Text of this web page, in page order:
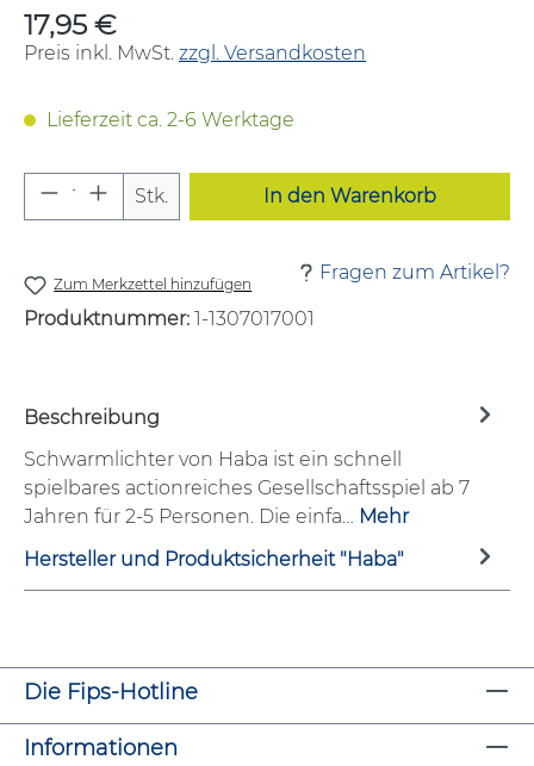
Regulärer Preis:
17,95 €
Preis inkl. MwSt. zzgl. Versandkosten
Lieferzeit ca. 2-6 Werktage
Produkt Anzahl: Gib den
Stk. In den Warenkorb
Zum Merkzettel hinzufügen
Fragen zum Artikel?
Produktnummer: 1-1307017001
Beschreibung
Schwarmlichter von Haba ist ein schnell
spielbares actionreiches Gesellschaftsspiel ab 7
Jahren für 2-5 Personen. Die einfa… Mehr
Hersteller und Produktsicherheit "Haba"
Die Fips-Hotline
Informationen